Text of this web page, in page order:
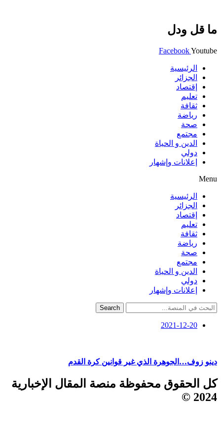
ما قل ودل
FacebookYoutube
الرئيسية
الجزائر
إقتصاد
تعليم
ثقافة
رياضة
صحة
مجتمع
الدين و الحياة
دولي
إعلانات وإشهار
Menu
الرئيسية
الجزائر
إقتصاد
تعليم
ثقافة
رياضة
صحة
مجتمع
الدين و الحياة
دولي
إعلانات وإشهار
Search
2021-12-20
دينو زوف…الجوهرة الذي غير قوانين كرة القدم
كل الحقوق محفوظة منصة المقال الإخبارية
2024 ©